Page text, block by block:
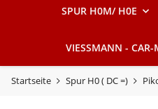
SPUR H0M/ H0E
VIESSMANN - CAR-
Startseite Spur H0 ( DC =)